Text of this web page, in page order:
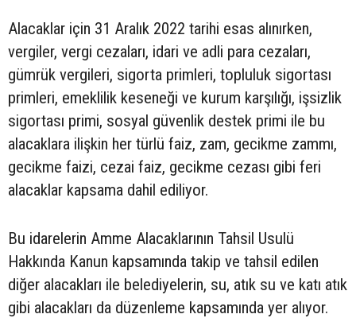
Alacaklar için 31 Aralık 2022 tarihi esas alınırken,
vergiler, vergi cezaları, idari ve adli para cezaları,
gümrük vergileri, sigorta primleri, topluluk sigortası
primleri, emeklilik keseneği ve kurum karşılığı, işsizlik
sigortası primi, sosyal güvenlik destek primi ile bu
alacaklara ilişkin her türlü faiz, zam, gecikme zammı,
gecikme faizi, cezai faiz, gecikme cezası gibi feri
alacaklar kapsama dahil ediliyor.
Bu idarelerin Amme Alacaklarının Tahsil Usulü
Hakkında Kanun kapsamında takip ve tahsil edilen
diğer alacakları ile belediyelerin, su, atık su ve katı atık
gibi alacakları da düzenleme kapsamında yer alıyor.